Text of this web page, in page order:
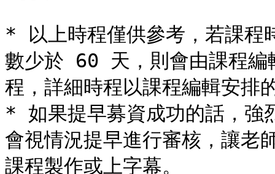
* 以上時程僅供參考，若課
數少於 60 天，則會由課程編
程，詳細時程以課程編輯安排
* 如果提早募資成功的話，強
會視情況提早進行審核，讓老
課程製作或上字幕。